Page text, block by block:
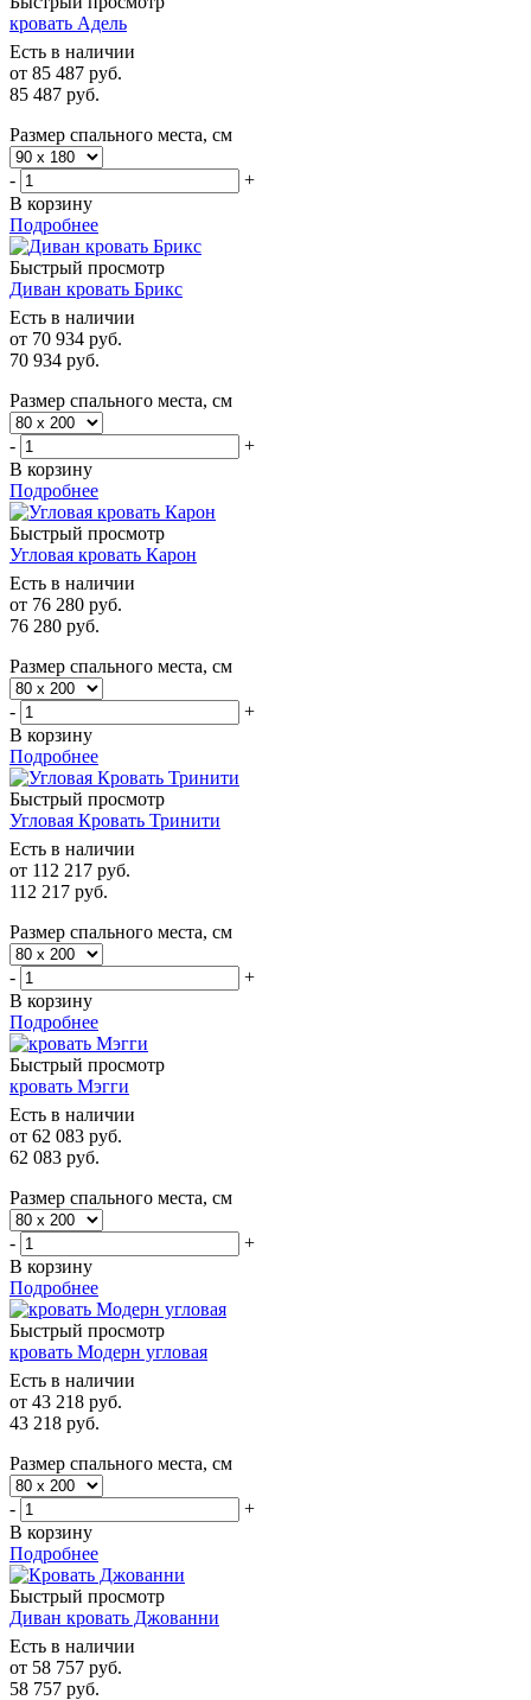
кровать Адель
Есть в наличии
от 85 487 руб.
85 487 руб.
Размер спального места, см
-
+
В корзину
Подробнее
Быстрый просмотр
Диван кровать Брикс
Есть в наличии
от 70 934 руб.
70 934 руб.
Размер спального места, см
-
+
В корзину
Подробнее
Быстрый просмотр
Угловая кровать Карон
Есть в наличии
от 76 280 руб.
76 280 руб.
Размер спального места, см
-
+
В корзину
Подробнее
Быстрый просмотр
Угловая Кровать Тринити
Есть в наличии
от 112 217 руб.
112 217 руб.
Размер спального места, см
-
+
В корзину
Подробнее
Быстрый просмотр
кровать Мэгги
Есть в наличии
от 62 083 руб.
62 083 руб.
Размер спального места, см
-
+
В корзину
Подробнее
Быстрый просмотр
кровать Модерн угловая
Есть в наличии
от 43 218 руб.
43 218 руб.
Размер спального места, см
-
+
В корзину
Подробнее
Быстрый просмотр
Диван кровать Джованни
Есть в наличии
от 58 757 руб.
58 757 руб.